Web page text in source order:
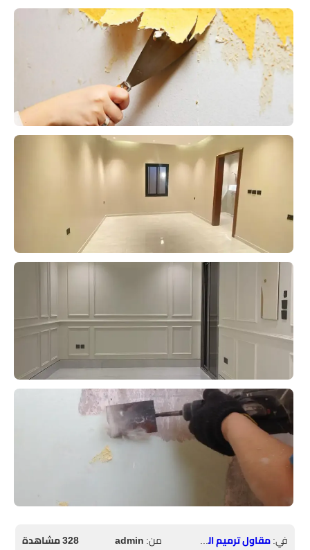
في:مقاول ترميم الرياض من:admin
328 مشاهدة